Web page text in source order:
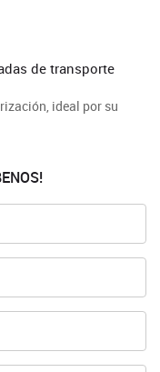
de transporte
ideal por su